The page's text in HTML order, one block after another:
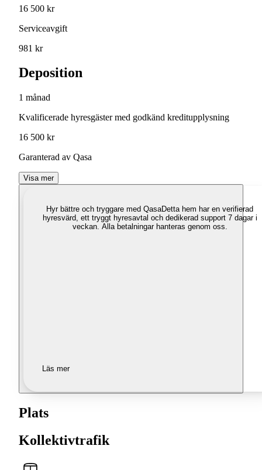
16 500 kr
Serviceavgift
981 kr
Deposition
1 månad
Kvalificerade hyresgäster med godkänd kreditupplysning
16 500 kr
Garanterad av Qasa
Visa mer
Hyr bättre och tryggare med QasaDetta hem har en verifierad
hyresvärd, ett tryggt hyresavtal och dedikerad support 7 dagar i
veckan. Alla betalningar hanteras genom oss.
Läs mer
Plats
Kollektivtrafik